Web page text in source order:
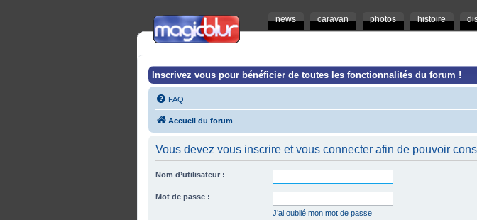
news caravan photos histoire
Inscrivez vous pour bénéficier de toutes les fonctionnalités du forum !
FAQ
Accueil du forum
Vous devez vous inscrire et vous connecter afin de pouvoir
Nom d’utilisateur :
Mot de passe :
J’ai oublié mon mot de passe